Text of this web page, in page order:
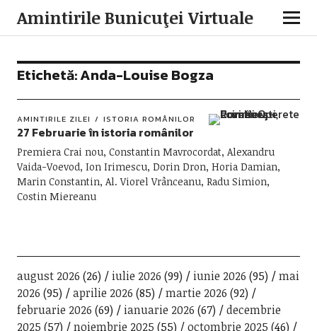
Amintirile Bunicuţei Virtuale
Etichetă:Anda-Louise Bogza
AMINTIRILE ZILEI ISTORIA ROMÂNILOR
27 Februarie în istoria românilor
Premiera Crai nou, Constantin Mavrocordat, Alexandru
Vaida-Voevod, Ion Irimescu, Dorin Dron, Horia Damian,
Marin Constantin, Al. Viorel Vrânceanu, Radu Simion,
Costin Miereanu
august 2026 (26) iulie 2026 (99) iunie 2026 (95)
mai
2026 (95) aprilie 2026 (85) martie 2026 (92)
februarie 2026 (69) ianuarie 2026 (67)
decembrie
2025 (57) noiembrie 2025 (55) octombrie 2025 (46)